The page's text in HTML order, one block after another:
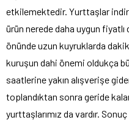
etkilemektedir. Yurttaşlar
ürün nerede daha uygun
önünde uzun kuyruklarda
kuruşun dahi önemi oldukça
saatlerine yakın alışverişe
toplandıktan sonra geride
yurttaşlarımız da vardır.